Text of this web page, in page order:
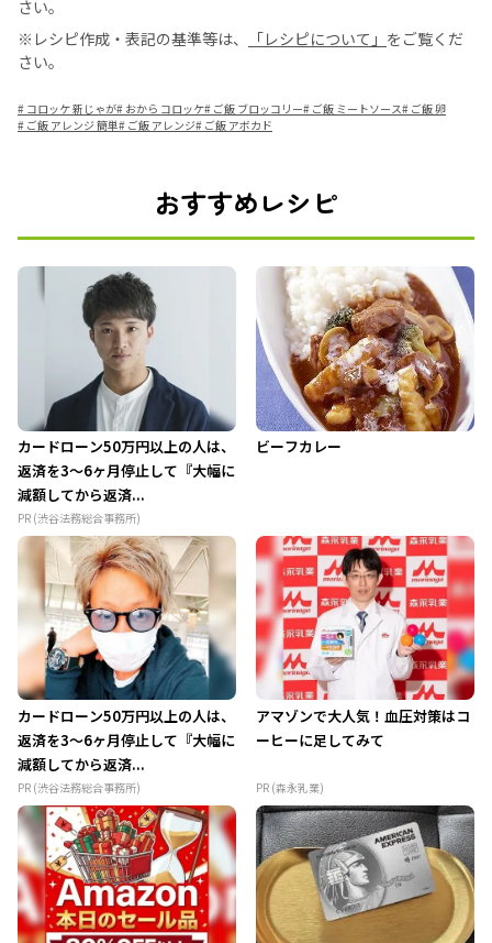
さい。
※レシピ作成・表記の基準等は、
「レシピについて」 をご覧くだ
さい。
# コロッケ 新じゃが# おから コロッケ# ご飯 ブロッコリー# ご飯 ミートソース# ご飯 卵
# ご飯 アレンジ 簡単# ご飯 アレンジ# ご飯 アボカド
おすすめレシピ
カードローン50万円以上の人は、
返済を3～6ヶ月停止して『大幅に
減額してから返済...
PR (渋谷法務総合事務所)
ビーフカレー
カードローン50万円以上の人は、
返済を3～6ヶ月停止して『大幅に
減額してから返済...
PR (渋谷法務総合事務所)
アマゾンで大人気！血圧対策はコ
ーヒーに足してみて
PR (森永乳業)